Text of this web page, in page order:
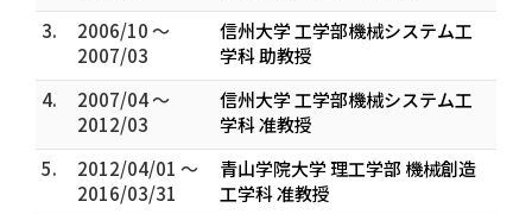
3.
2006/10 ～
2007/03
信州大学 工学部機械システム工
学科 助教授
4.
2007/04 ～
2012/03
信州大学 工学部機械システム工
学科 准教授
5.
2012/04/01 ～
2016/03/31
青山学院大学 理工学部 機械創造
工学科 准教授